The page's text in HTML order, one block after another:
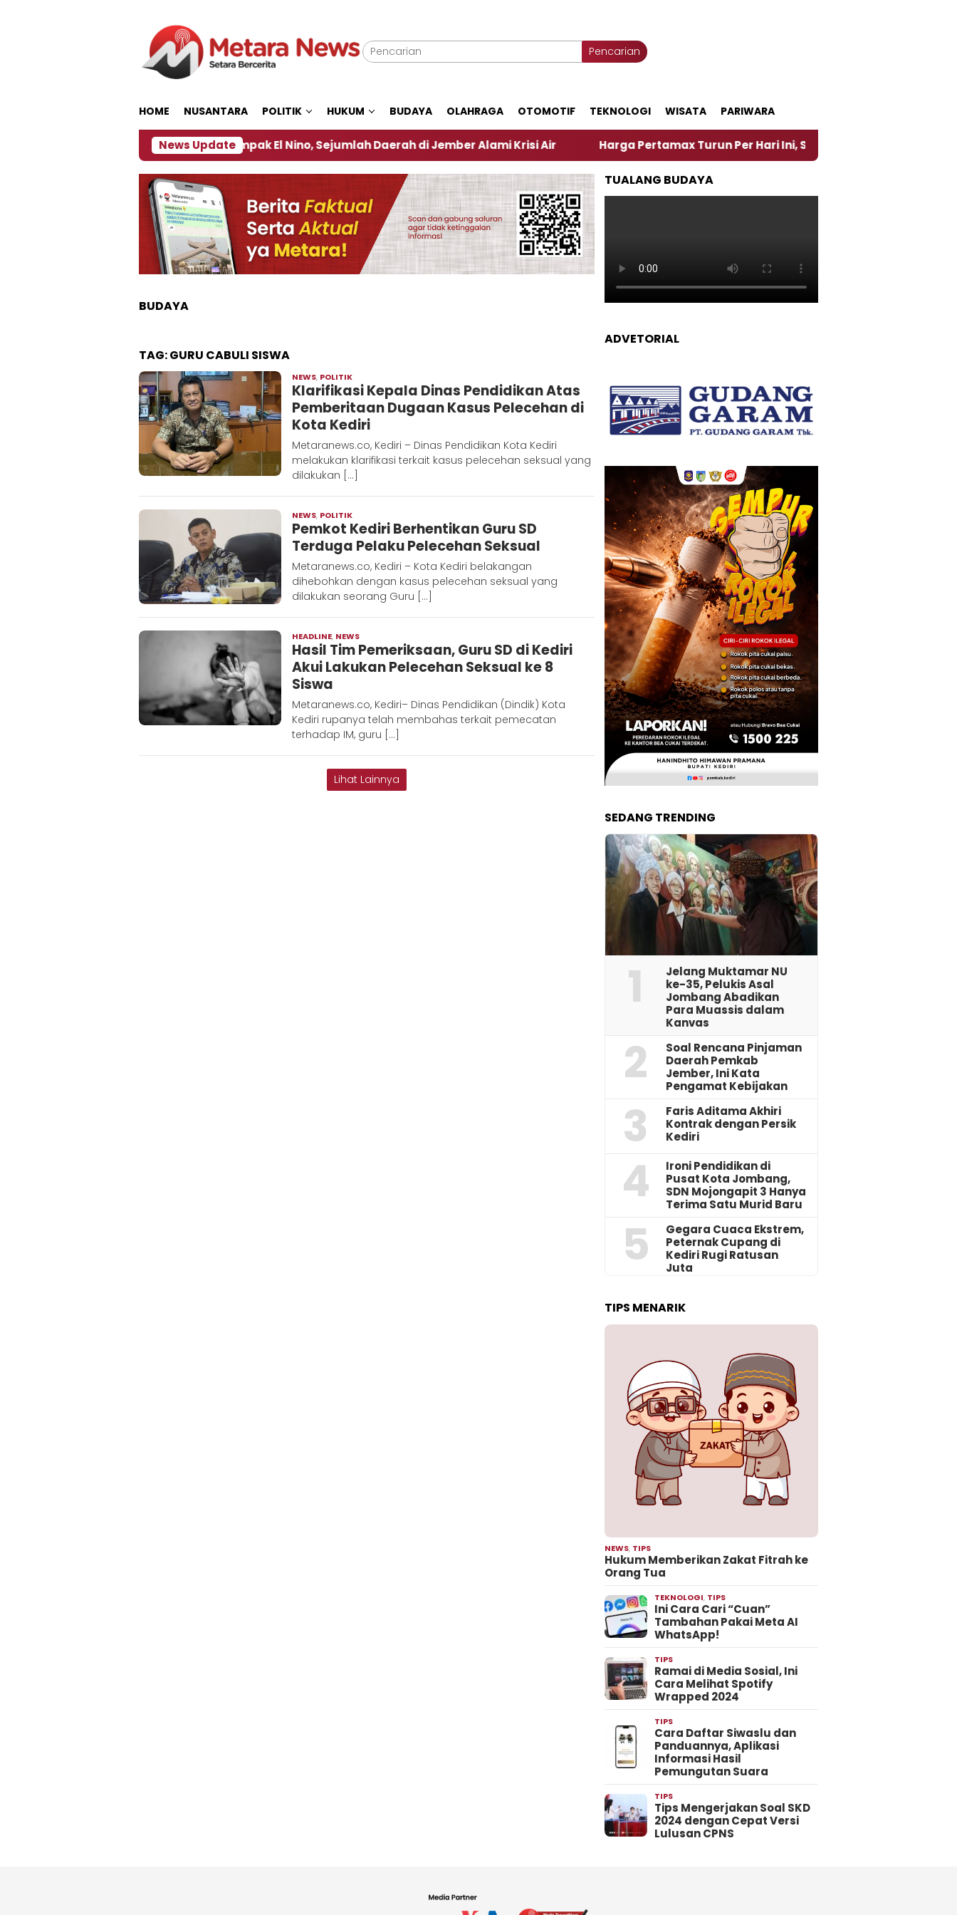
Pencarian
HOME NUSANTARA POLITIK HUKUM BUDAYA OLAHRAGA OTOMOTIF TEKNOLOGI WISATA PARIWARA
News Update
Dampak El Nino, Sejumlah Daerah di Jember Alami Krisi Air Harga Pertamax Turun Per Hari Ini, Segini Harganya
BUDAYA
TAG:GURU CABULI SISWA
NEWS, POLITIK
Metara
Klarifikasi Kepala Dinas Pendidikan Atas
Pemberitaan Dugaan Kasus Pelecehan di
Kota Kediri
Metaranews.co, Kediri – Dinas Pendidikan Kota Kediri
melakukan klarifikasi terkait kasus pelecehan seksual yang
dilakukan […]
NEWS, POLITIK
Metara
Pemkot Kediri Berhentikan Guru SD
Terduga Pelaku Pelecehan Seksual
Metaranews.co, Kediri – Kota Kediri belakangan
dihebohkan dengan kasus pelecehan seksual yang
dilakukan seorang Guru […]
HEADLINE, NEWS
Metaranews
Hasil Tim Pemeriksaan, Guru SD di Kediri
Akui Lakukan Pelecehan Seksual ke 8
Siswa
Metaranews.co, Kediri– Dinas Pendidikan (Dindik) Kota
Kediri rupanya telah membahas terkait pemecatan
terhadap IM, guru […]
Lihat Lainnya
TUALANG BUDAYA
ADVETORIAL
SEDANG TRENDING
1
Jelang Muktamar NU
ke-35, Pelukis Asal
Jombang Abadikan
Para Muassis dalam
Kanvas
2
‎Soal Rencana Pinjaman
Daerah Pemkab
Jember, Ini Kata
Pengamat Kebijakan ‎
3
Faris Aditama Akhiri
Kontrak dengan Persik
Kediri
4
Ironi Pendidikan di
Pusat Kota Jombang,
SDN Mojongapit 3 Hanya
Terima Satu Murid Baru
5
‎Gegara Cuaca Ekstrem,
Peternak Cupang di
Kediri Rugi Ratusan
Juta
TIPS MENARIK
NEWS, TIPS
Hukum Memberikan Zakat Fitrah ke
Orang Tua
TEKNOLOGI, TIPS
Ini Cara Cari “Cuan”
Tambahan Pakai Meta AI
WhatsApp!
TIPS
Ramai di Media Sosial, Ini
Cara Melihat Spotify
Wrapped 2024
TIPS
Cara Daftar Siwaslu dan
Panduannya, Aplikasi
Informasi Hasil
Pemungutan Suara
TIPS
Tips Mengerjakan Soal SKD
2024 dengan Cepat Versi
Lulusan CPNS